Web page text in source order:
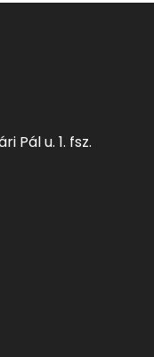
Pál u. 1. fsz.